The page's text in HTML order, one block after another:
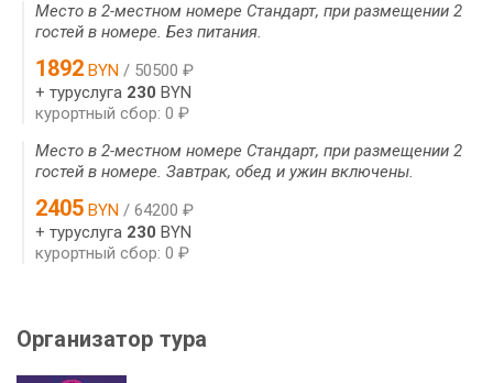
Место в 2-местном номере Стандарт, при размещении 2
гостей в номере. Без питания.
1892 BYN / 50500 ₽
+ туруслуга 230 BYN
курортный сбор: 0 ₽
Место в 2-местном номере Стандарт, при размещении 2
гостей в номере. Завтрак, обед и ужин включены.
2405 BYN / 64200 ₽
+ туруслуга 230 BYN
курортный сбор: 0 ₽
Организатор тура